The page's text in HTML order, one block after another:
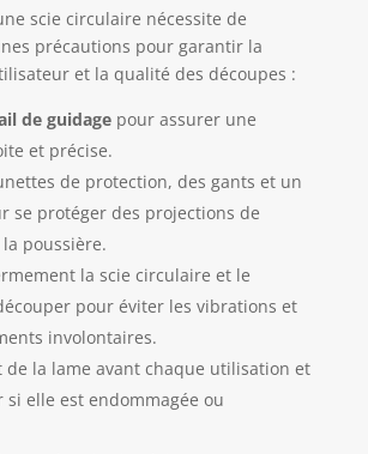
scie circulaire nécessite de
précautions pour garantir la
et la qualité des découpes :
de guidagepour assurer une
et précise.
de protection, des gants et un
se protéger des projections de
poussière.
la scie circulaire et le
pour éviter les vibrations et
involontaires.
de la lame avant chaque utilisation et
si elle est endommagée ou